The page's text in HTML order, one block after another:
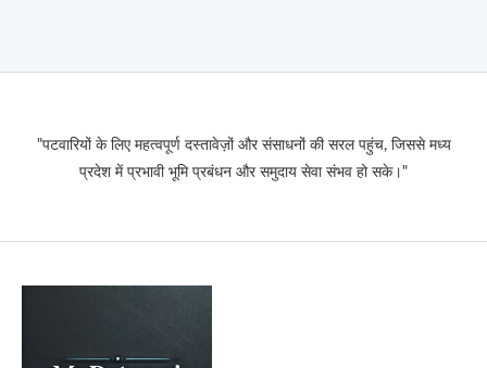
"पटवारियों के लिए महत्वपूर्ण दस्तावेज़ों और संसाधनों की सरल पहुंच, जिससे मध्य
प्रदेश में प्रभावी भूमि प्रबंधन और समुदाय सेवा संभव हो सके।"